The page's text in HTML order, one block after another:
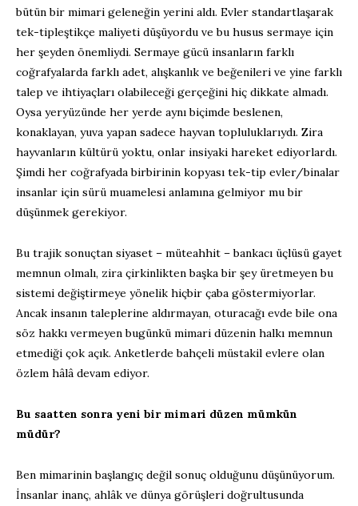
bütün bir mimari geleneğin yerini aldı. Evler standartlaşarak
tek-tipleştikçe maliyeti düşüyordu ve bu husus sermaye için
her şeyden önemliydi. Sermaye gücü insanların farklı
coğrafyalarda farklı adet, alışkanlık ve beğenileri ve yine farklı
talep ve ihtiyaçları olabileceği gerçeğini hiç dikkate almadı.
Oysa yeryüzünde her yerde aynı biçimde beslenen,
konaklayan, yuva yapan sadece hayvan topluluklarıydı. Zira
hayvanların kültürü yoktu, onlar insiyaki hareket ediyorlardı.
Şimdi her coğrafyada birbirinin kopyası tek-tip evler/binalar
insanlar için sürü muamelesi anlamına gelmiyor mu bir
düşünmek gerekiyor.
Bu trajik sonuçtan siyaset – müteahhit – bankacı üçlüsü gayet
memnun olmalı, zira çirkinlikten başka bir şey üretmeyen bu
sistemi değiştirmeye yönelik hiçbir çaba göstermiyorlar.
Ancak insanın taleplerine aldırmayan, oturacağı evde bile ona
söz hakkı vermeyen bugünkü mimari düzenin halkı memnun
etmediği çok açık. Anketlerde bahçeli müstakil evlere olan
özlem hâlâ devam ediyor.
Bu saatten sonra yeni bir mimari düzen mümkün
müdür?
Ben mimarinin başlangıç değil sonuç olduğunu düşünüyorum.
İnsanlar inanç, ahlâk ve dünya görüşleri doğrultusunda